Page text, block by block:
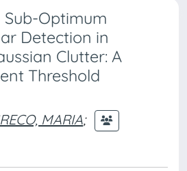
Optimum
Detection in
Clutter: A
Threshold
MARIA;